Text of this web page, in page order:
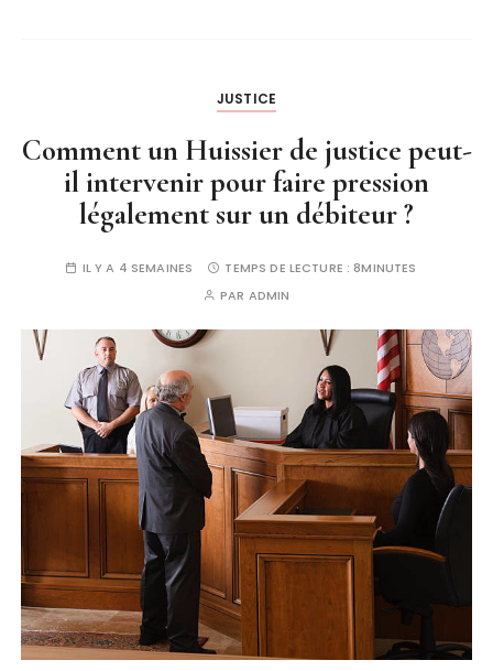
JUSTICE
Comment un Huissier de justice peut-
il intervenir pour faire pression
légalement sur un débiteur ?
IL Y A 4 SEMAINES TEMPS DE LECTURE :8MINUTES
PAR ADMIN